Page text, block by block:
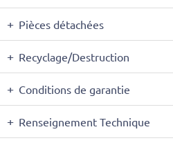
Pièces détachées
Recyclage/Destruction
Conditions de garantie
Renseignement Technique